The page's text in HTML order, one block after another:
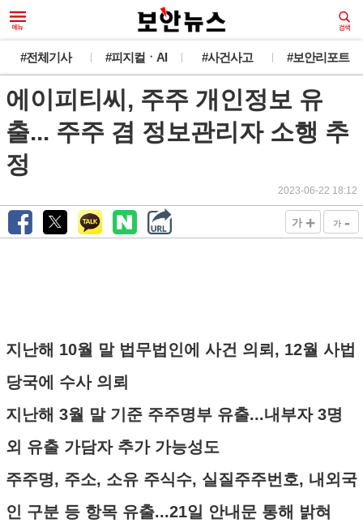
#전체기사 #피지컬ㆍAI #사건사고 #보안리포트
에이피티씨, 주주 개인정보 유
출... 주주 겸 정보관리자 소행 추
정
2023-06-22 18:12
가 + 가 -
지난해 10월 말 법무법인에 사건 의뢰, 12월 사법
당국에 수사 의뢰
지난해 3월 말 기준 주주명부 유출...내부자 3명
외 유출 가담자 추가 가능성도
주주명, 주소, 소유 주식수, 실질주주번호, 내외국
인 구분 등 항목 유출...21일 안내문 통해 밝혀